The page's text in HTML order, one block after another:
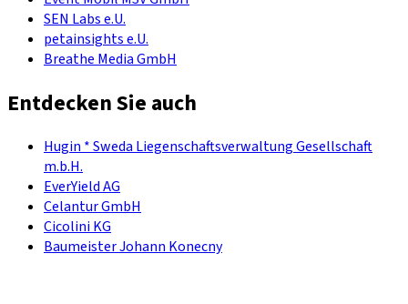
SEN Labs e.U.
petainsights e.U.
Breathe Media GmbH
Entdecken Sie auch
Hugin * Sweda Liegenschaftsverwaltung Gesellschaft
m.b.H.
EverYield AG
Celantur GmbH
Cicolini KG
Baumeister Johann Konecny